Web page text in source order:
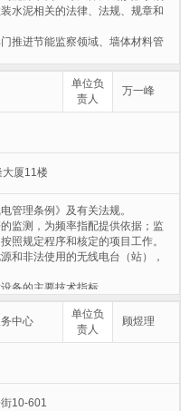
水泥相关的法律、法规、规章和
门推进节能监察领域、墙体材料管
负责固定资产投资项目执行节能
设备执行国家节能标准， 以及应
、设计、评估、 检测、审计、认
息的监督检查。
单位是否对能源消费实行包费
工无偿提供能源的监督检查。
节能目标责任制、节能管理制
节能技术措施、设立能源管理岗
报告的监督检查。
审查、制止、纠正违反节能法律
违法行为。
体材料、散装水泥、预拌混凝土
实施监督。
部门交办的其他事项。
单位负
责人
万一峰
大厦11楼
管理条例》及有关法规。
的监测，为频率指配提供依据；监
照规定程序和核定的项目工作。
和非法使用的无线电台（站），
备的主要技术指标。
医疗等非无线电设备的无线电辐
电管理技术设施建设及管理。
电技术人员的业务培训。
交办的其他事项。
中心
单位负
责人
顾煜理
10-601